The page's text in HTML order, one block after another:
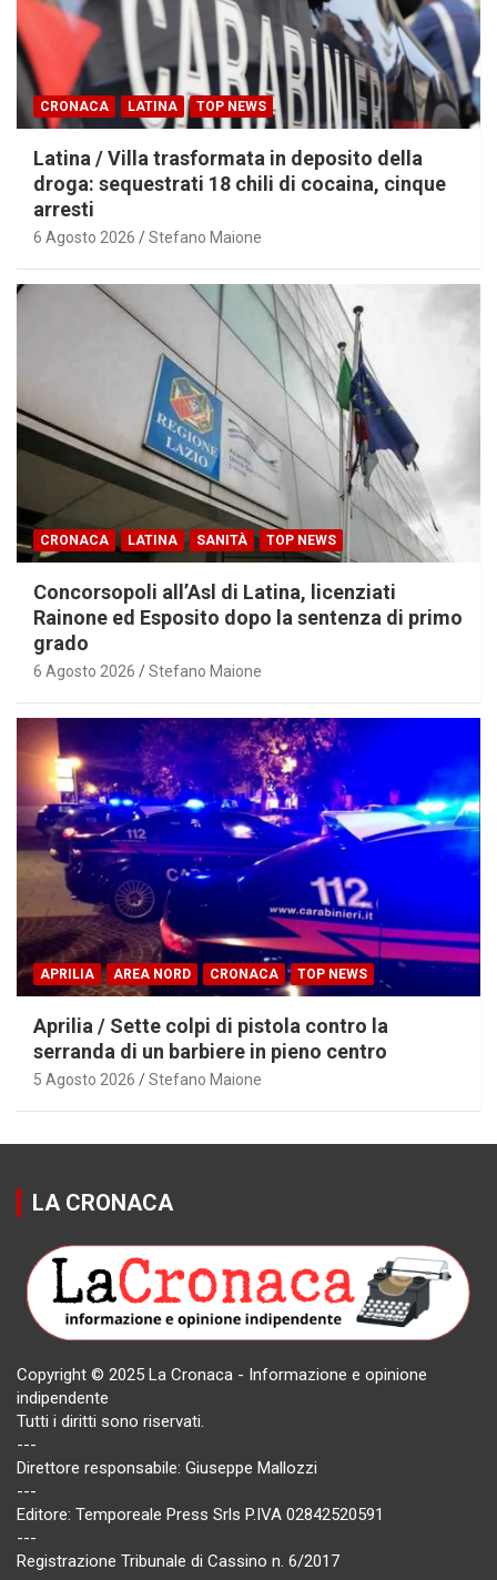
CRONACA LATINA TOP NEWS
Latina / Villa trasformata in deposito della
droga: sequestrati 18 chili di cocaina, cinque
arresti
6 Agosto 2026 Stefano Maione
CRONACA LATINA SANITÀ TOP NEWS
Concorsopoli all’Asl di Latina, licenziati
Rainone ed Esposito dopo la sentenza di primo
grado
6 Agosto 2026 Stefano Maione
APRILIA AREA NORD CRONACA TOP NEWS
Aprilia / Sette colpi di pistola contro la
serranda di un barbiere in pieno centro
5 Agosto 2026 Stefano Maione
LA CRONACA
Copyright © 2025 La Cronaca - Informazione e opinione
indipendente
Tutti i diritti sono riservati.
---
Direttore responsabile: Giuseppe Mallozzi
---
Editore: Temporeale Press Srls P.IVA 02842520591
---
Registrazione Tribunale di Cassino n. 6/2017